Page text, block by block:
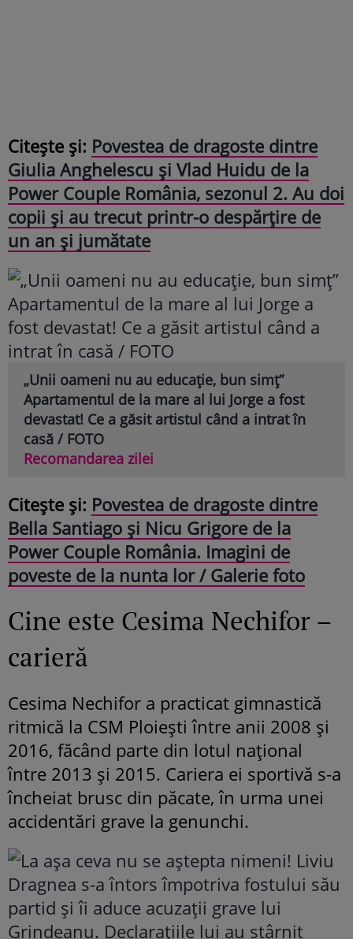
Citește și: Povestea de dragoste dintre
Giulia Anghelescu și Vlad Huidu de la
Power Couple România, sezonul 2. Au doi
copii și au trecut printr-o despărțire de
un an și jumătate
„Unii oameni nu au educație, bun simț”
Apartamentul de la mare al lui Jorge a fost
devastat! Ce a găsit artistul când a intrat în
casă / FOTO
Recomandarea zilei
Citește și: Povestea de dragoste dintre
Bella Santiago și Nicu Grigore de la
Power Couple România. Imagini de
poveste de la nunta lor / Galerie foto
Cine este Cesima Nechifor –
carieră
Cesima Nechifor a practicat gimnastică
ritmică la CSM Ploiești între anii 2008 și
2016, făcând parte din lotul național
între 2013 și 2015. Cariera ei sportivă s-a
încheiat brusc din păcate, în urma unei
accidentări grave la genunchi.